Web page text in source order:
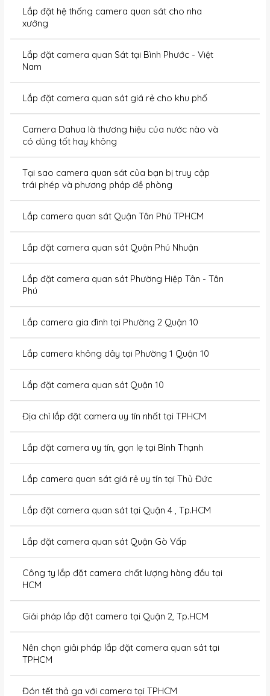
Lắp đặt hệ thống camera quan sát cho nha
xưởng
Lắp đặt camera quan Sát tại Bình Phước - Việt
Nam
Lắp đặt camera quan sát giá rẻ cho khu phố
Camera Dahua là thương hiệu của nước nào và
có dùng tốt hay không
Tại sao camera quan sát của bạn bị truy cập
trái phép và phương pháp đề phòng
Lắp camera quan sát Quận Tân Phú TPHCM
Lắp đặt camera quan sát Quận Phú Nhuận
Lắp đặt camera quan sát Phường Hiệp Tân - Tân
Phú
Lắp camera gia đình tại Phường 2 Quận 10
Lắp camera không dây tại Phường 1 Quận 10
Lắp đặt camera quan sát Quận 10
Địa chỉ lắp đặt camera uy tín nhất tại TPHCM
Lắp đặt camera uy tín, gọn lẹ tại Bình Thạnh
Lắp camera quan sát giá rẻ uy tín tại Thủ Đức
Lắp đặt camera quan sát tại Quận 4 , Tp.HCM
Lắp đặt camera quan sát Quận Gò Vấp
Công ty lắp đặt camera chất lượng hàng đầu tại
HCM
Giải pháp lắp đặt camera tại Quận 2, Tp.HCM
Nên chọn giải pháp lắp đặt camera quan sát tại
TPHCM
Đón tết thả ga với camera tại TPHCM